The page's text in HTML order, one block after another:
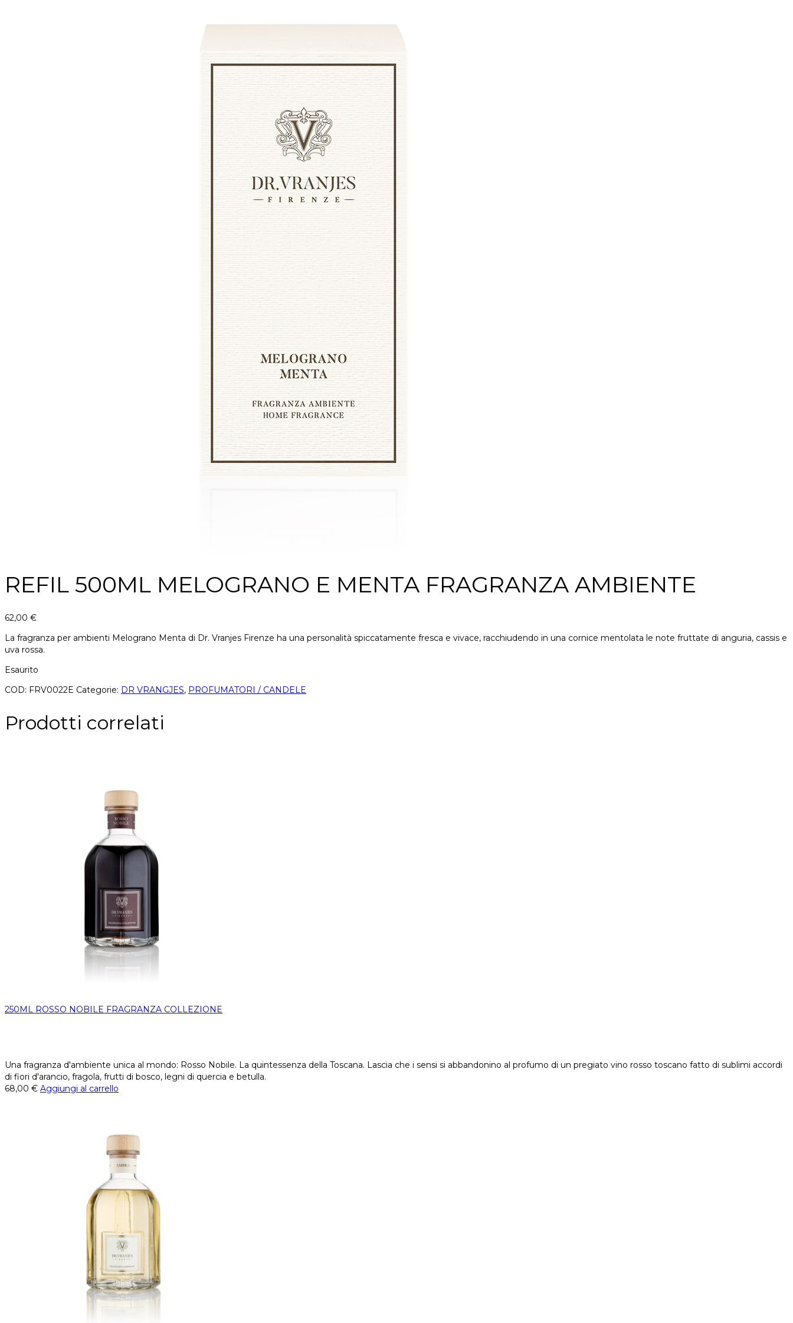
REFIL 500ML MELOGRANO E MENTA FRAGRANZA AMBIENTE
62,00 €
La fragranza per ambienti Melograno Menta di Dr. Vranjes Firenze ha una personalità spiccatamente fresca e vivace, racchiudendo in una cornice mentolata le note fruttate di anguria, cassis e
uva rossa.
Esaurito
COD: FRV0022E Categorie: DR VRANGJES, PROFUMATORI / CANDELE
Prodotti correlati
250ML ROSSO NOBILE FRAGRANZA COLLEZIONE
Una fragranza d'ambiente unica al mondo: Rosso Nobile. La quintessenza della Toscana. Lascia che i sensi si abbandonino al profumo di un pregiato vino rosso toscano fatto di sublimi accordi
di fiori d'arancio, fragola, frutti di bosco, legni di quercia e betulla.
68,00 € Aggiungi al carrello